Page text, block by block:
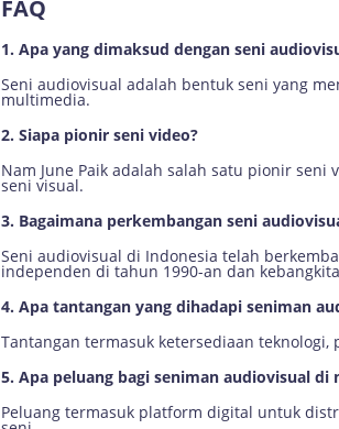
FAQ
1. Apa yang dimaksud dengan seni
Seni audiovisual adalah bentuk seni yang
multimedia.
2. Siapa pionir seni video?
Nam June Paik adalah salah satu pionir
seni visual.
3. Bagaimana perkembangan seni
Seni audiovisual di Indonesia telah
independen di tahun 1990-an dan
4. Apa tantangan yang dihadapi seniman
Tantangan termasuk ketersediaan
5. Apa peluang bagi seniman audiovisual di
Peluang termasuk platform digital untuk